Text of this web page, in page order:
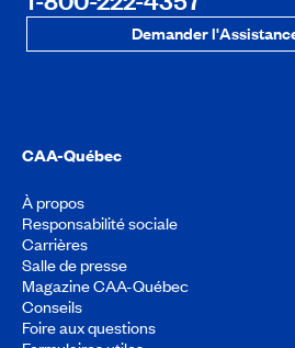
Demander
CAA-Québec
À propos
Responsabilité sociale
Carrières
Salle de presse
Magazine CAA-Québec
Conseils
Foire aux questions